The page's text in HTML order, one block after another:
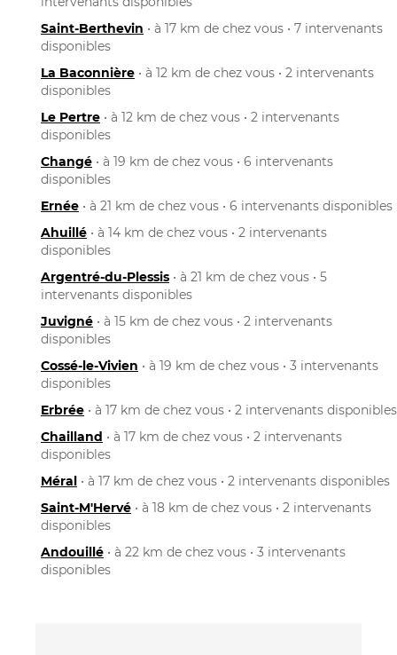
Saint-Berthevin • à 17 km de chez vous • 7 intervenants
disponibles
La Baconnière • à 12 km de chez vous • 2 intervenants
disponibles
Le Pertre • à 12 km de chez vous • 2 intervenants
disponibles
Changé • à 19 km de chez vous • 6 intervenants
disponibles
Ernée • à 21 km de chez vous • 6 intervenants disponibles
Ahuillé • à 14 km de chez vous • 2 intervenants
disponibles
Argentré-du-Plessis • à 21 km de chez vous • 5
intervenants disponibles
Juvigné • à 15 km de chez vous • 2 intervenants
disponibles
Cossé-le-Vivien • à 19 km de chez vous • 3 intervenants
disponibles
Erbrée • à 17 km de chez vous • 2 intervenants disponibles
Chailland • à 17 km de chez vous • 2 intervenants
disponibles
Méral • à 17 km de chez vous • 2 intervenants disponibles
Saint-M'Hervé • à 18 km de chez vous • 2 intervenants
disponibles
Andouillé • à 22 km de chez vous • 3 intervenants
disponibles